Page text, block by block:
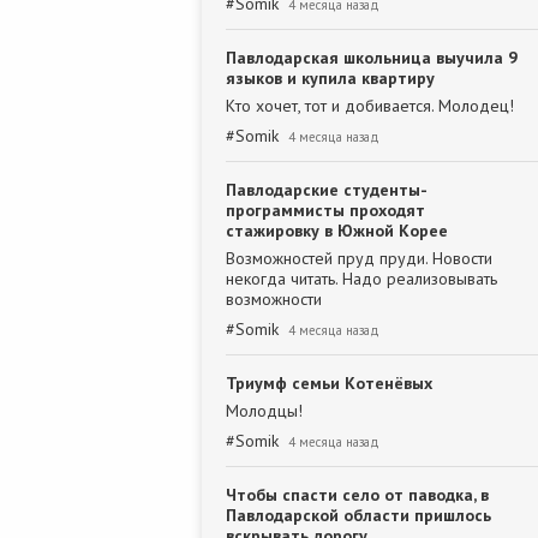
4 месяца назад
Павлодарская школьница выучила 9
языков и купила квартиру
Кто хочет, тот и добивается. Молодец!
#Somik 4 месяца назад
Павлодарские студенты-
программисты проходят
стажировку в Южной Корее
Возможностей пруд пруди. Новости
некогда читать. Надо реализовывать
возможности
#Somik 4 месяца назад
Триумф семьи Котенёвых
Молодцы!
#Somik 4 месяца назад
Чтобы спасти село от паводка, в
Павлодарской области пришлось